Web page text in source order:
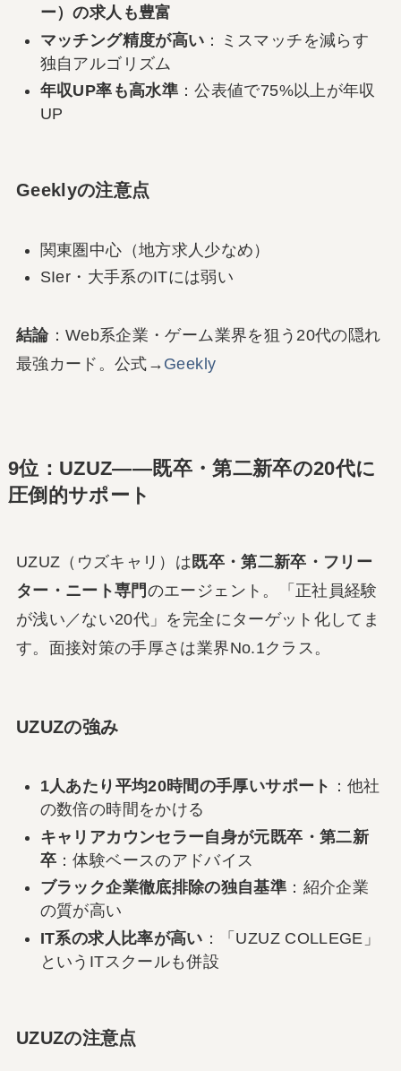
ー）の求人も豊富
マッチング精度が高い ：ミスマッチを減らす
独自アルゴリズム
年収UP率も高水準 ：公表値で75%以上が年収
UP
Geeklyの注意点
関東圏中心（地方求人少なめ）
SIer・大手系のITには弱い
結論：Web系企業・ゲーム業界を狙う20代の隠れ
最強カード。公式→ Geekly
9位：UZUZ――既卒・第二新卒の20代に
圧倒的サポート
UZUZ（ウズキャリ）は 既卒・第二新卒・フリー
ター・ニート専門 のエージェント。「正社員経験
が浅い／ない20代」を完全にターゲット化してま
す。面接対策の手厚さは業界No.1クラス。
UZUZの強み
1人あたり平均20時間の手厚いサポート ：他社
の数倍の時間をかける
キャリアカウンセラー自身が元既卒・第二新
卒 ：体験ベースのアドバイス
ブラック企業徹底排除の独自基準 ：紹介企業
の質が高い
IT系の求人比率が高い ：「UZUZ COLLEGE」
というITスクールも併設
UZUZの注意点